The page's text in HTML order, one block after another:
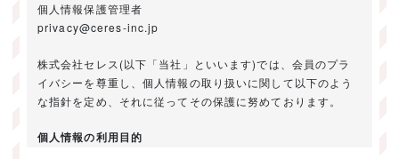
個人情報保護管理者
privacy@ceres-inc.jp
株式会社セレス(以下「当社」といいます)では、会員のプラ
イバシーを尊重し、個人情報の取り扱いに関して以下のよう
な指針を定め、それに従ってその保護に努めております。
個人情報の利用目的